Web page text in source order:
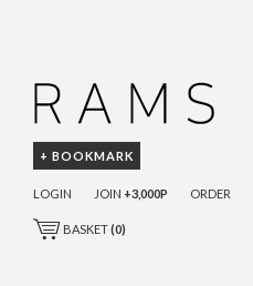
+ BOOKMARK
LOGIN JOIN +3,000P ORDER
BASKET(0)